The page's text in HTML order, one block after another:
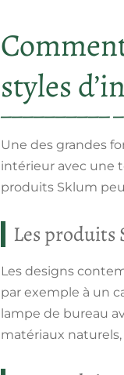
styles
Une des grandes
intérieur avec une
produits Sklum
Les
Les designs
par exemple à un
lampe de bureau
matériaux